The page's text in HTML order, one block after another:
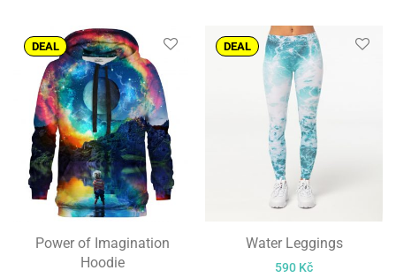
DEAL
Power of Imagination
Hoodie
DEAL
Water Leggings
590 Kč